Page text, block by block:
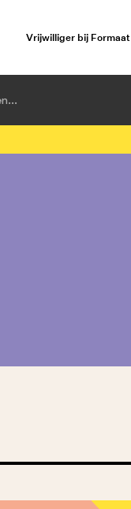
Vrijwilliger bij Formaat